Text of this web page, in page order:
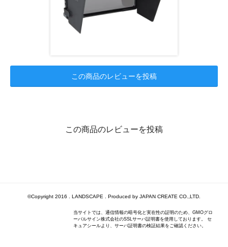
この商品のレビューを投稿
この商品のレビューを投稿
©Copyright 2016 . LANDSCAPE . Produced by JAPAN CREATE CO.,LTD.
当サイトでは、通信情報の暗号化と実在性の証明のため、GMOグロ
ーバルサイン株式会社のSSLサーバ証明書を使用しております。 セ
キュアシールより、サーバ証明書の検証結果をご確認ください。